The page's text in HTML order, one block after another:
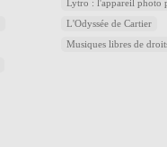
Lytro : l'appareil photo
L'Odyssée de Cartier
Musiques libres de